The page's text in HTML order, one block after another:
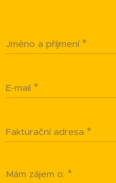
Jméno a příjmení
E-mail
Fakturační adresa
Mám zájem o: